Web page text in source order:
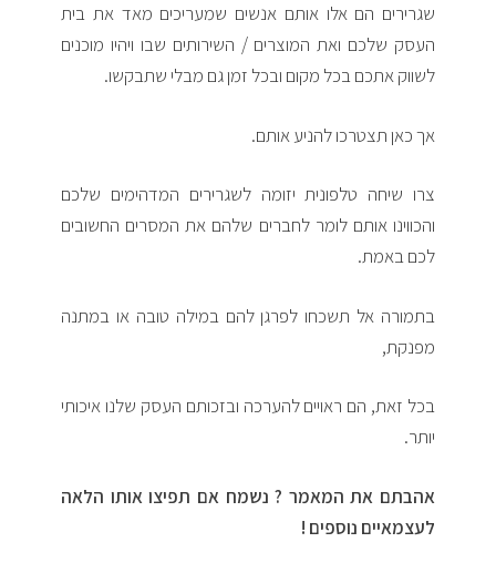
שגרירים הם אלו אותם אנשים שמעריכים מאד את בית
העסק שלכם ואת המוצרים / השירותים שבו ויהיו מוכנים
לשווק אתכם בכל מקום ובכל זמן גם מבלי שתבקשו.
אך כאן תצטרכו להניע אותם.
צרו שיחה טלפונית יזומה לשגרירים המדהימים שלכם
והכווינו אותם לומר לחברים שלהם את המסרים החשובים
לכם באמת.
בתמורה אל תשכחו לפרגן להם במילה טובה או במתנה
מפנקת,
בכל זאת, הם ראויים להערכה ובזכותם העסק שלנו איכותי
יותר.
אהבתם את המאמר ? נשמח אם תפיצו אותו הלאה
לעצמאיים נוספים !